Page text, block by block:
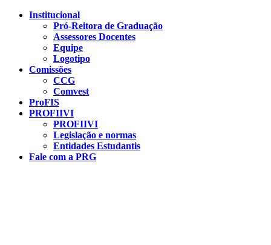
Conteúdo principal
Institucional
Pró-Reitora de Graduação
Assessores Docentes
Equipe
Logotipo
Comissões
CCG
Comvest
ProFIS
PROFIIVI
PROFIIVI
Legislação e normas
Entidades Estudantis
Fale com a PRG